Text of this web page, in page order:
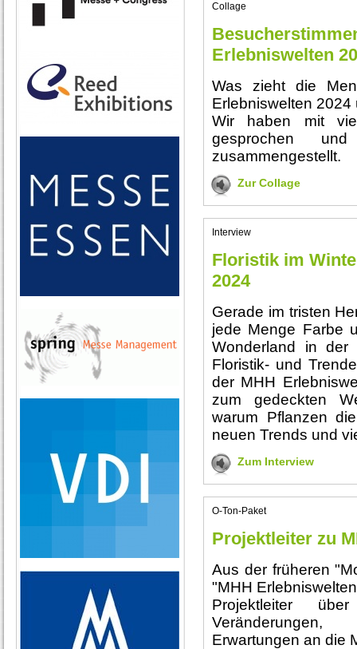
Collage
Erlebniswelten
Was zieht die
Erlebniswelten
Wir haben mit
gesprochen
zusammengestellt.
Zur Collage
Interview
Floristik im
2024
Gerade im tristen
jede Menge Farbe
Wonderland in
Floristik- und
der MHH
zum gedeckten
warum Pflanzen
neuen Trends und
Zum Interview
O-Ton-Paket
Projektleiter zu
Aus der früheren
"MHH
Projektleiter
Erwartungen an die